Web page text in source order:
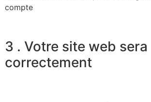
compte
3 . Votre site web
correctement